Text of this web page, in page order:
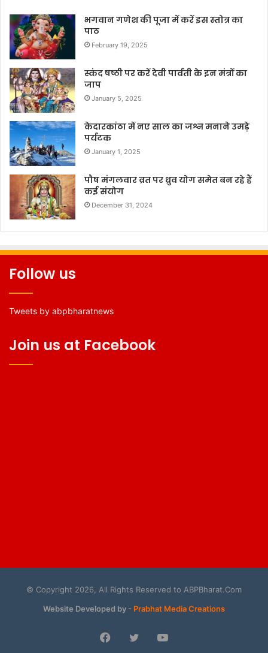
भगवान गणेश की पूजा में करें इस स्तोत्र का
पाठ
February 19, 2025
स्कंद षष्ठी पर करें देवी पार्वती के इन मंत्रों का
जाप
January 5, 2025
केदारकांठा में नए साल का जश्न मनाने उमड़े
पर्यटक
January 1, 2025
पौष मंगलवार व्रत पर ध्रुव योग समेत बन रहे हैं
कई संयोग
December 31, 2024
Follow us
Tweets by abpbharatnews
Join us at Facebook
© Copyright 2026, All Rights Reserved to ABPBharat.Com
Website Developed by - Prabhat Media Creations
Facebook
TwitterYouTube